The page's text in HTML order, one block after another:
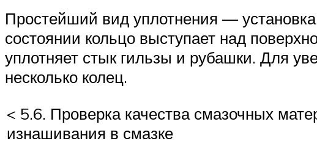
Простейший вид уплотнения — установка
состоянии кольцо выступает над
уплотняет стык гильзы и рубашки. Для
несколько колец.
< 5.6. Проверка качества смазочных
изнашивания в смазке